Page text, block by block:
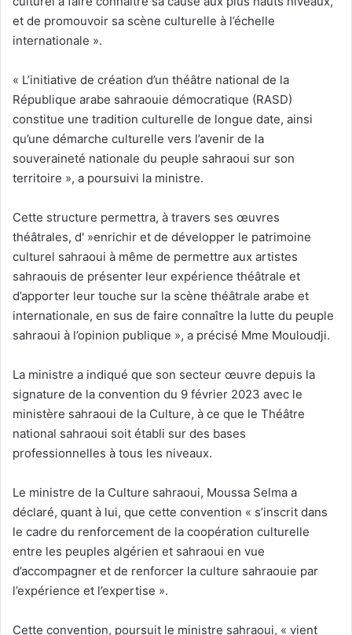
et de promouvoir sa scène culturelle à l’échelle
internationale ».
« L’initiative de création d’un théâtre national de la
République arabe sahraouie démocratique (RASD)
constitue une tradition culturelle de longue date, ainsi
qu’une démarche culturelle vers l’avenir de la
souveraineté nationale du peuple sahraoui sur son
territoire », a poursuivi la ministre.
Cette structure permettra, à travers ses œuvres
théâtrales, d' »enrichir et de développer le patrimoine
culturel sahraoui à même de permettre aux artistes
sahraouis de présenter leur expérience théâtrale et
d’apporter leur touche sur la scène théâtrale arabe et
internationale, en sus de faire connaître la lutte du peuple
sahraoui à l’opinion publique », a précisé Mme Mouloudji.
La ministre a indiqué que son secteur œuvre depuis la
signature de la convention du 9 février 2023 avec le
ministère sahraoui de la Culture, à ce que le Théâtre
national sahraoui soit établi sur des bases
professionnelles à tous les niveaux.
Le ministre de la Culture sahraoui, Moussa Selma a
déclaré, quant à lui, que cette convention « s’inscrit dans
le cadre du renforcement de la coopération culturelle
entre les peuples algérien et sahraoui en vue
d’accompagner et de renforcer la culture sahraouie par
l’expérience et l’expertise ».
Cette convention, poursuit le ministre sahraoui, « vient